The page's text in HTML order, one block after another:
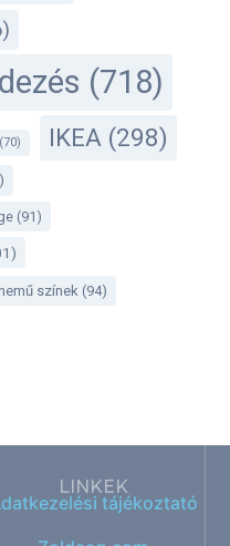
(718)
(70) IKEA (298)
(91)
színek (94)
LINKEK
tájékoztató